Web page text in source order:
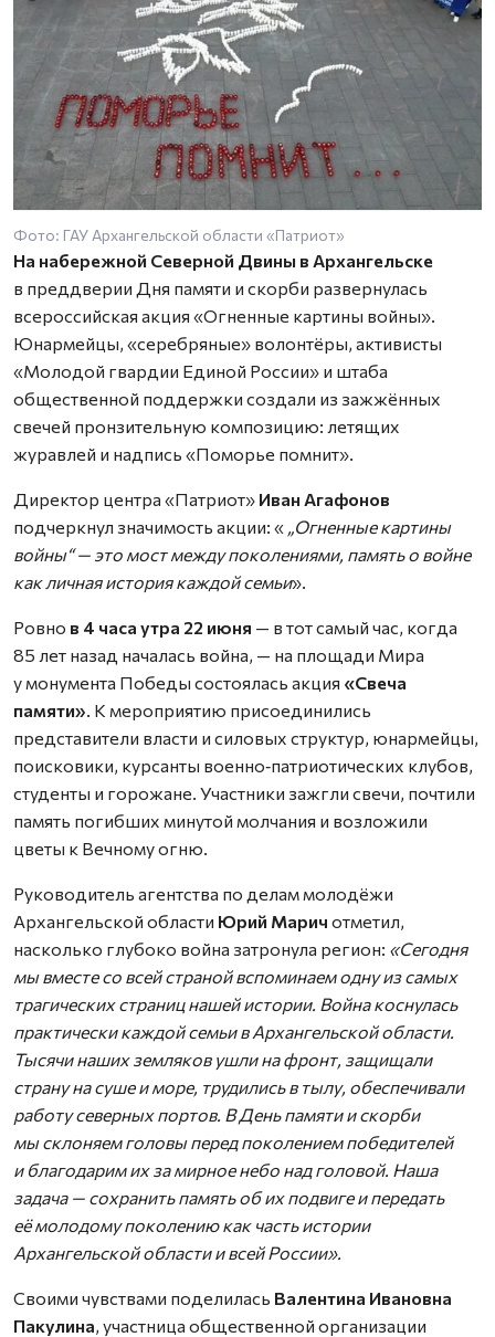
Фото: ГАУ Архангельской области «Патриот»
На набережной Северной Двины в Архангельске
в преддверии Дня памяти и скорби развернулась
всероссийская акция «Огненные картины войны».
Юнармейцы, «серебряные» волонтёры, активисты
«Молодой гвардии Единой России» и штаба
общественной поддержки создали из зажжённых
свечей пронзительную композицию: летящих
журавлей и надпись «Поморье помнит».
Директор центра «Патриот» Иван Агафонов
подчеркнул значимость акции: « „Огненные картины
войны“ — это мост между поколениями, память о войне
как личная история каждой семьи».
Ровно в 4 часа утра 22 июня — в тот самый час, когда
85 лет назад началась война, — на площади Мира
у монумента Победы состоялась акция «Свеча
памяти» . К мероприятию присоединились
представители власти и силовых структур, юнармейцы,
поисковики, курсанты военно‑патриотических клубов,
студенты и горожане. Участники зажгли свечи, почтили
память погибших минутой молчания и возложили
цветы к Вечному огню.
Руководитель агентства по делам молодёжи
Архангельской области Юрий Марич отметил,
насколько глубоко война затронула регион: «Сегодня
мы вместе со всей страной вспоминаем одну из самых
трагических страниц нашей истории. Война коснулась
практически каждой семьи в Архангельской области.
Тысячи наших земляков ушли на фронт, защищали
страну на суше и море, трудились в тылу, обеспечивали
работу северных портов. В День памяти и скорби
мы склоняем головы перед поколением победителей
и благодарим их за мирное небо над головой. Наша
задача — сохранить память об их подвиге и передать
её молодому поколению как часть истории
Архангельской области и всей России».
Своими чувствами поделилась Валентина Ивановна
Пакулина, участница общественной организации